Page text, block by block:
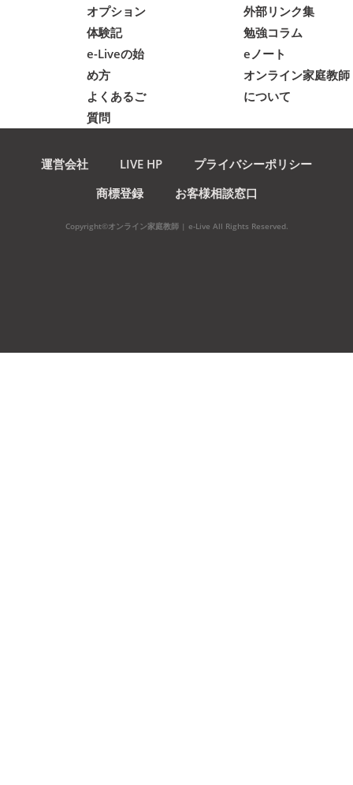
オプション
体験記
e-Liveの始
め方
よくあるご
質問
外部リンク集
勉強コラム
eノート
オンライン家庭教師
について
運営会社 LIVE HP
プライバシーポリシー
商標登録
お客様相談窓口
Copyright©オンライン家庭教師 | e-Live All Rights Reserved.